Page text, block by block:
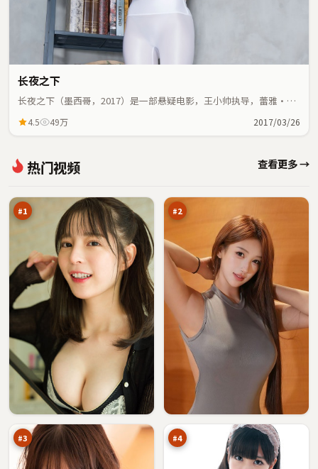
长夜之下
长夜之下（墨西哥，2017）是一部悬疑电影，王小帅执导，蕾雅·赛
凑。
4.5 49万 2017/03/26
热门视频 查看更多 →
#1
封
远 98
#2
#3
影
特
攻
96
万
#4
猎万